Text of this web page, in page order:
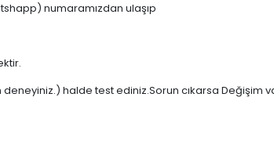
numaramızdan ulaşıp
deneyiniz.) halde test ediniz.Sorun cıkarsa Değişim